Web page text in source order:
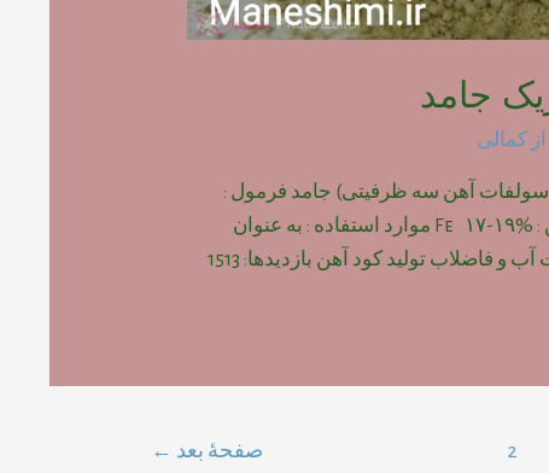
جامد
کمالی
آهن سه ظرفیتی) جامد فرمول :
Fe2(SO4)3 درصد آهن : Fe ۱۷-۱۹% موارد استفاده : به عنوان
و فاضلاب تولید کود آهن بازدیدها: 1513
2 صفحهٔ بعد ←